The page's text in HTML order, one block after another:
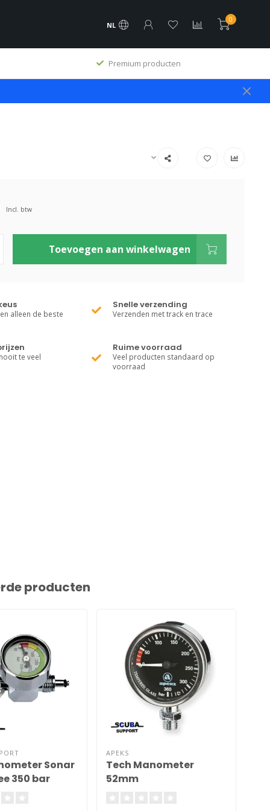
NL
0
Premium producten
Incl. btw
Toevoegen aan winkelwagen
alleen de beste
Snelle verzending
Verzenden met track en trace
te veel
Ruime voorraad
Veel producten standaard op
voorraad
producten
Sonar
350 bar
APEKS
Tech Manometer
52mm